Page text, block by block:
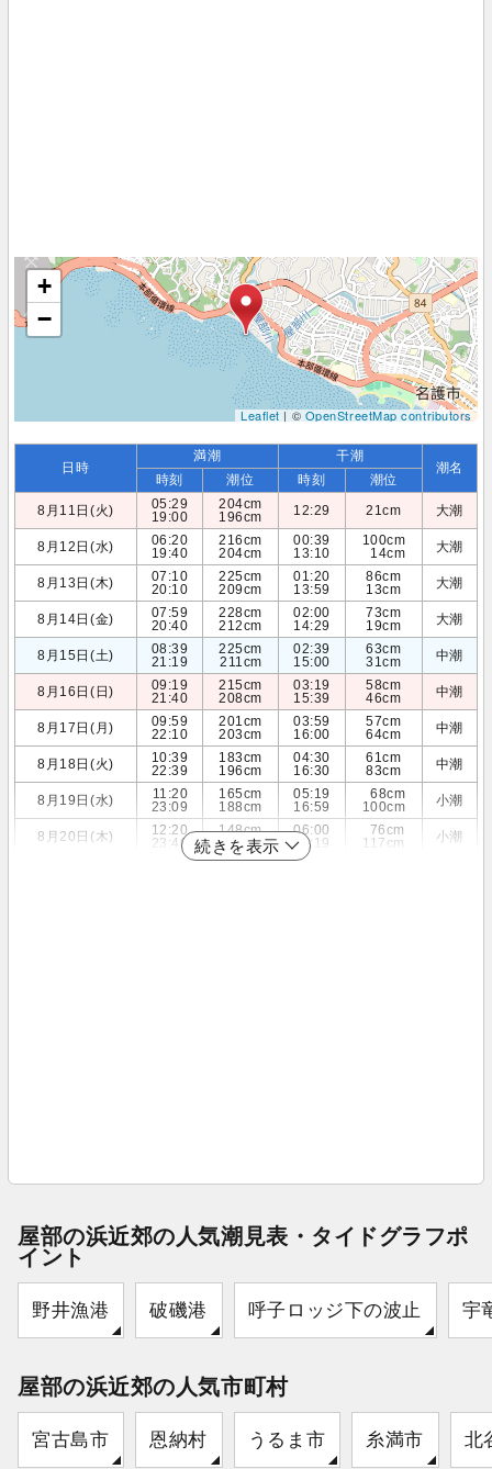
+
−
Leaflet| ©OpenStreetMap contributors
日時
満潮 干潮
潮名
時刻 潮位 時刻
潮位
8月11日(火)
05:29
19:00
204cm
196cm
12:29 21cm 大潮
8月12日(水)
06:20
19:40
216cm
204cm
00:39
13:10
100cm
14cm
大潮
8月13日(木)
07:10
20:10
225cm
209cm
01:20
13:59
86cm
13cm
大潮
8月14日(金)
07:59
20:40
228cm
212cm
02:00
14:29
73cm
19cm
大潮
8月15日(土)
08:39
21:19
225cm
211cm
02:39
15:00
63cm
31cm
中潮
8月16日(日)
09:19
21:40
215cm
208cm
03:19
15:39
58cm
46cm
中潮
8月17日(月)
09:59
22:10
201cm
203cm
03:59
16:00
57cm
64cm
中潮
8月18日(火)
10:39
22:39
183cm
196cm
04:30
16:30
61cm
83cm
中潮
8月19日(水)
11:20
23:09
165cm
188cm
05:19
16:59
68cm
100cm
小潮
8月20日(木)
12:20
23:40
148cm
179cm
06:00
17:19
76cm
117cm
小潮
続きを表示
屋部の浜近郊の人気潮見表・タイドグラフポ
イント
野井漁港 破磯港 呼子ロッジ下の波止 宇
屋部の浜近郊の人気市町村
宮古島市 恩納村 うるま市 糸満市 北